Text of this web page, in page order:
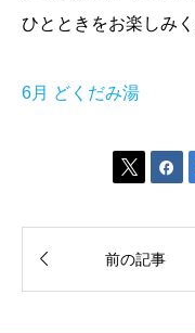
ひとときをお楽しみ
6月 どくだみ湯
 
 前の記事